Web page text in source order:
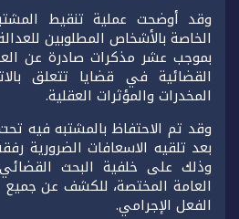
وقد أوضحت عملية تنقيط
الخاصة بالأشخاص المطلوبين
بموجب عشر مذكرات صادرة عن
القضائية في قضايا تتعلق
المخدرات والمؤثرات العقلية.
وقد تم الاحتفاظ بالمشتبه فيه
بعد تلقيه الاسعافات الضرورية
وذلك على خلفية البحث
العامة المختصة، للكشف عن جميع
الفعل الإجرامي.